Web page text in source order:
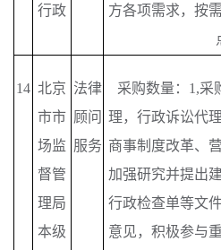
行政
方各项需求，按
14 北京
市市
场监
督管
理局
本级
法律
顾问
服务
采购数量： 1,采
理，行政诉讼代
商事制度改革、
加强研究并提出
行政检查单等文
意见，积极参与